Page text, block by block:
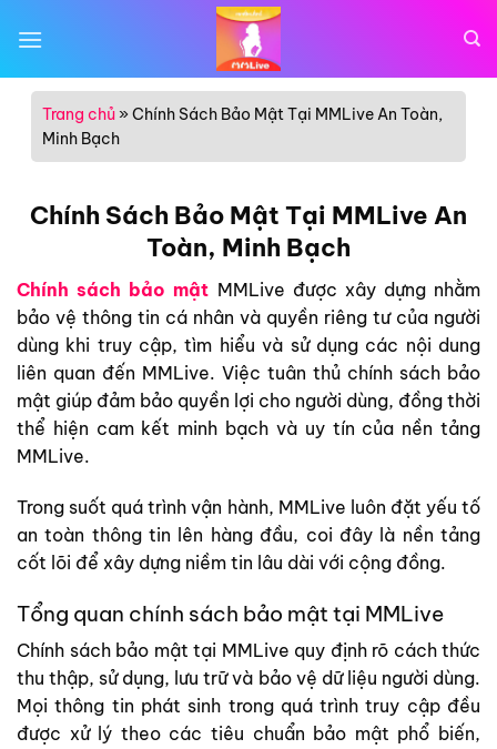
qua
dung
Trang chủ » Chính Sách Bảo Mật Tại MMLive An Toàn,
Minh Bạch
Chính Sách Bảo Mật Tại MMLive An
Toàn, Minh Bạch
Chính sách bảo mật MMLive được xây dựng nhằm
bảo vệ thông tin cá nhân và quyền riêng tư của người
dùng khi truy cập, tìm hiểu và sử dụng các nội dung
liên quan đến MMLive. Việc tuân thủ chính sách bảo
mật giúp đảm bảo quyền lợi cho người dùng, đồng thời
thể hiện cam kết minh bạch và uy tín của nền tảng
MMLive.
Trong suốt quá trình vận hành, MMLive luôn đặt yếu tố
an toàn thông tin lên hàng đầu, coi đây là nền tảng
cốt lõi để xây dựng niềm tin lâu dài với cộng đồng.
Tổng quan chính sách bảo mật tại MMLive
Chính sách bảo mật tại MMLive quy định rõ cách thức
thu thập, sử dụng, lưu trữ và bảo vệ dữ liệu người dùng.
Mọi thông tin phát sinh trong quá trình truy cập đều
được xử lý theo các tiêu chuẩn bảo mật phổ biến,